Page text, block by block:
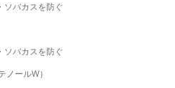
ソバカスを防ぐ
ソバカスを防ぐ
ールW）